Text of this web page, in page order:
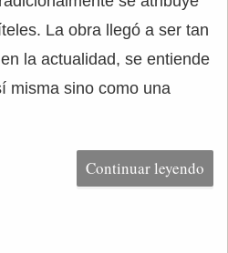
La obra llegó a ser tan
la actualidad, se entiende
misma sino como una
Continuar leyendo